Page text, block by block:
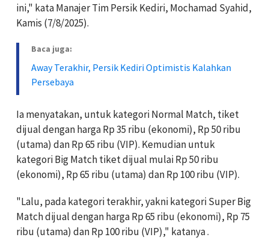
ini," kata Manajer Tim Persik Kediri, Mochamad Syahid,
Kamis (7/8/2025).
Baca juga:
Away Terakhir, Persik Kediri Optimistis Kalahkan
Persebaya
Ia menyatakan, untuk kategori Normal Match, tiket
dijual dengan harga Rp 35 ribu (ekonomi), Rp 50 ribu
(utama) dan Rp 65 ribu (VIP). Kemudian untuk
kategori Big Match tiket dijual mulai Rp 50 ribu
(ekonomi), Rp 65 ribu (utama) dan Rp 100 ribu (VIP).
"Lalu, pada kategori terakhir, yakni kategori Super Big
Match dijual dengan harga Rp 65 ribu (ekonomi), Rp 75
ribu (utama) dan Rp 100 ribu (VIP)," katanya .